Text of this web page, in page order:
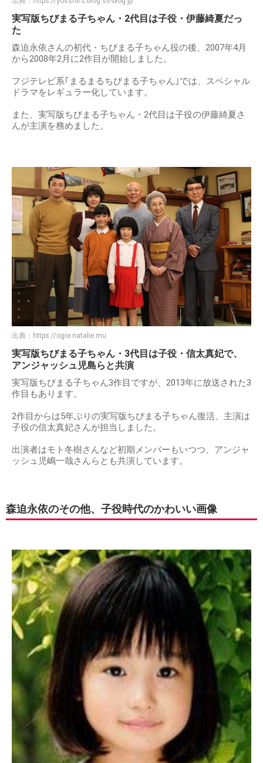
実写版ちびまる子ちゃん・2代目は子役・伊藤綺夏だっ
た
森迫永依さんの初代・ちびまる子ちゃん役の後、2007年4月
から2008年2月に2作目が開始しました。
フジテレビ系｢まるまるちびまる子ちゃん｣では、スペシャル
ドラマをレギュラー化しています。
また、実写版ちびまる子ちゃん・2代目は子役の伊藤綺夏さ
んが主演を務めました。
出典： https://ogre.natalie.mu
実写版ちびまる子ちゃん・3代目は子役・信太真妃で、
アンジャッシュ児島らと共演
実写版ちびまる子ちゃん3作目ですが、2013年に放送された3
作目もあります。
2作目からは5年ぶりの実写版ちびまる子ちゃん復活、主演は
子役の信太真妃さんが担当しました。
出演者はモト冬樹さんなど初期メンバーもいつつ、アンジャ
ッシュ児嶋一哉さんらとも共演しています。
森迫永依のその他、子役時代のかわいい画像